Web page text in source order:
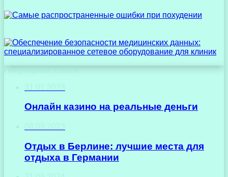
Oнлайн казино на реальные деньги
Отдых в Берлине: лучшие места для
отдыха в Германии